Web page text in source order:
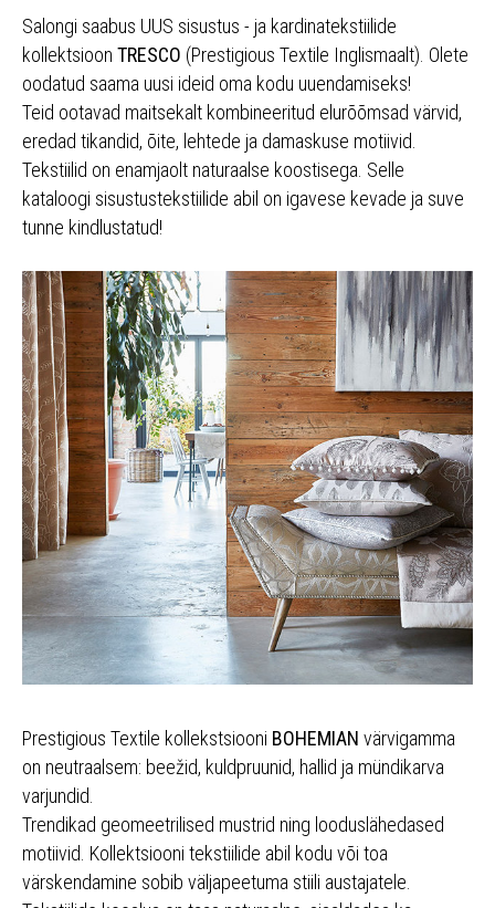
Salongi saabus UUS sisustus - ja kardinatekstiilide
kollektsioon TRESCO (Prestigious Textile Inglismaalt). Olete
oodatud saama uusi ideid oma kodu uuendamiseks!
Teid ootavad maitsekalt kombineeritud elurõõmsad värvid,
eredad tikandid, õite, lehtede ja damaskuse motiivid.
Tekstiilid on enamjaolt naturaalse koostisega. Selle
kataloogi sisustustekstiilide abil on igavese kevade ja suve
tunne kindlustatud!
Prestigious Textile kollekstsiooni BOHEMIAN värvigamma
on neutraalsem: beežid, kuldpruunid, hallid ja mündikarva
varjundid.
Trendikad geomeetrilised mustrid ning looduslähedased
motiivid. Kollektsiooni tekstiilide abil kodu või toa
värskendamine sobib väljapeetuma stiili austajatele.